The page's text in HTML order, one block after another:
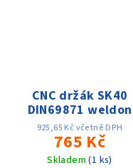
CNC držák SK40
DIN69871 weldon
D12x50, přesnost
0.005, AD, 15 tis. ot.
925,65 Kč včetně DPH
765 Kč
Skladem(1 ks)